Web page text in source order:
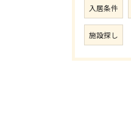
入居条件
施設探し